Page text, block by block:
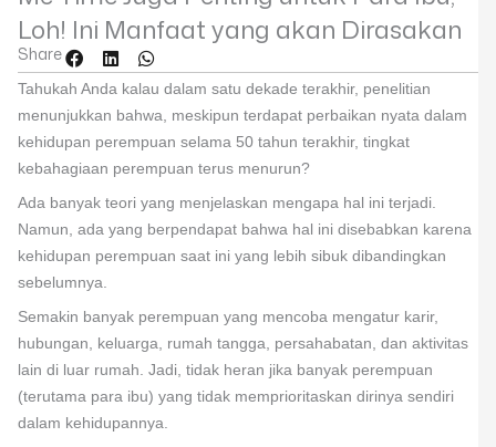
Loh! Ini Manfaat yang akan Dirasakan
Share
Tahukah Anda kalau dalam satu dekade terakhir, penelitian
menunjukkan bahwa, meskipun terdapat perbaikan nyata dalam
kehidupan perempuan selama 50 tahun terakhir, tingkat
kebahagiaan perempuan terus menurun?
Ada banyak teori yang menjelaskan mengapa hal ini terjadi.
Namun, ada yang berpendapat bahwa hal ini disebabkan karena
kehidupan perempuan saat ini yang lebih sibuk dibandingkan
sebelumnya.
Semakin banyak perempuan yang mencoba mengatur karir,
hubungan, keluarga, rumah tangga, persahabatan, dan aktivitas
lain di luar rumah. Jadi, tidak heran jika banyak perempuan
(terutama para ibu) yang tidak memprioritaskan dirinya sendiri
dalam kehidupannya.